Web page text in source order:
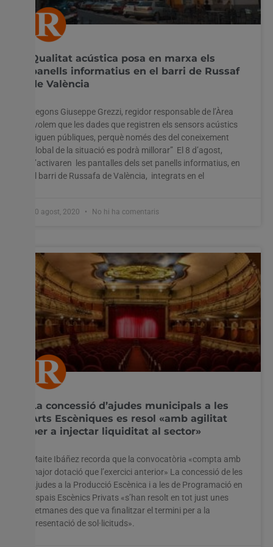
Qualitat acústica posa en marxa els
panells informatius en el barri de Russaf
de València
Segons Giuseppe Grezzi, regidor responsable de l’Àrea
“volem que les dades que registren els sensors acústics
siguen públiques, perquè només des del coneixement
global de la situació es podrà millorar” El 8 d’agost,
s’activaren les pantalles dels set panells informatius, en
el barri de Russafa de València, integrats en el
10 agost, 2020 No hi ha comentaris
La concessió d’ajudes municipals a les
Arts Escèniques es resol «amb agilitat
per a injectar liquiditat al sector»
Maite Ibáñez recorda que la convocatòria «compta amb
major dotació que l’exercici anterior» La concessió de les
Ajudes a la Producció Escènica i a les de Programació en
Espais Escènics Privats «s’han resolt en tot just unes
setmanes des que va finalitzar el termini per a la
presentació de sol·licituds».